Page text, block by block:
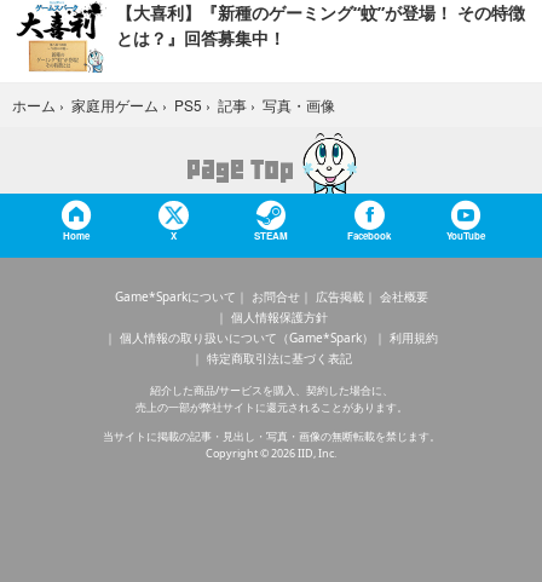
【大喜利】『新種のゲーミング“蚊”が登場！ その特徴
とは？』回答募集中！
ホーム › 家庭用ゲーム › PS5 › 記事 › 写真・画像
Home X STEAM Facebook YouTube
Game*Sparkについて お問合せ 広告掲載
会社概要
個人情報保護方針
個人情報の取り扱いについて（Game*Spark）
利用規約
特定商取引法に基づく表記
紹介した商品/サービスを購入、契約した場合に、
売上の一部が弊社サイトに還元されることがあります。
当サイトに掲載の記事・見出し・写真・画像の無断転載を禁じます。
Copyright © 2026 IID, Inc.